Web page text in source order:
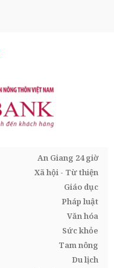
An Giang 24 giờ
Xã hội - Từ thiện
Giáo dục
Pháp luật
Văn hóa
Sức khỏe
Tam nông
Du lịch